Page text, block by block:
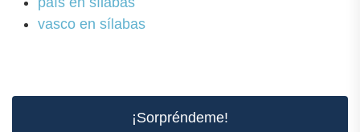
vasco en sílabas
¡Sorpréndeme!